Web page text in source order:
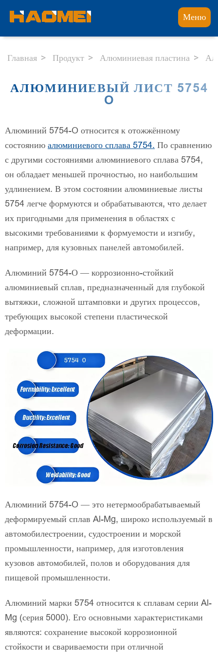
Меню
Главная Продукт Алюминиевая пластина
АЛЮМИНИЕВЫЙ ЛИСТ 5754
O
Алюминий 5754-O относится к отожжённому
состоянию алюминиевого сплава 5754. По сравнению
с другими состояниями алюминиевого сплава 5754,
он обладает меньшей прочностью, но наибольшим
удлинением. В этом состоянии алюминиевые листы
5754 легче формуются и обрабатываются, что делает
их пригодными для применения в областях с
высокими требованиями к формуемости и изгибу,
например, для кузовных панелей автомобилей.
Алюминий 5754-О — коррозионно-стойкий
алюминиевый сплав, предназначенный для глубокой
вытяжки, сложной штамповки и других процессов,
требующих высокой степени пластической
деформации.
Алюминий 5754-O — это нетермообрабатываемый
деформируемый сплав Al-Mg, широко используемый в
автомобилестроении, судостроении и морской
промышленности, например, для изготовления
кузовов автомобилей, полов и оборудования для
пищевой промышленности.
Алюминий марки 5754 относится к сплавам серии Al-
Mg (серия 5000). Его основными характеристиками
являются: сохранение высокой коррозионной
стойкости и свариваемости при отличной